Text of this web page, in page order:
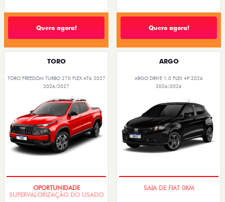
Quero agora! Quero agora!
TORO
TORO FREEDOM TURBO 270 FLEX AT6 2027
2026/2027
ARGO
ARGO DRIVE 1.0 FLEX 4P 2026
2026/2026